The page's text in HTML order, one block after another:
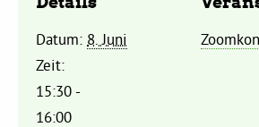
Ratsfraktion
Ratsmitglieder 2025 – 2030
Datum: 8. Juni
Zeit:
15:30 -
16:00